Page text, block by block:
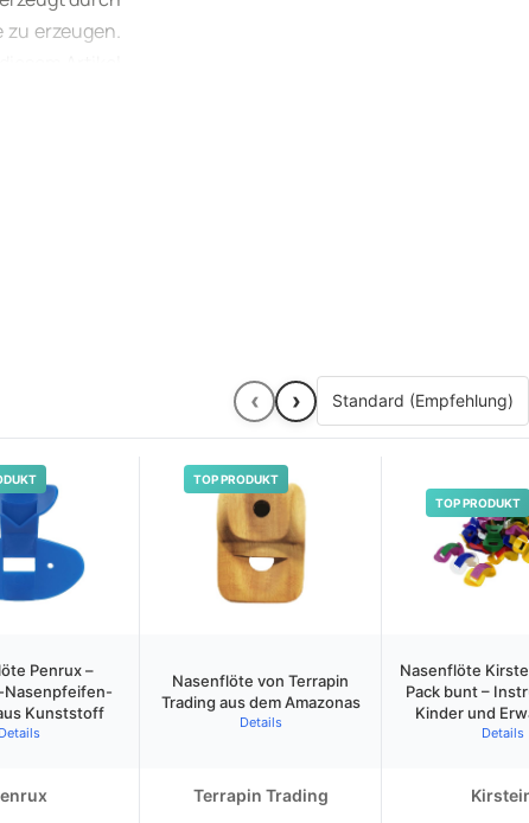
erzeugen.
‹ ›
TOP PRODUKT
TOP PRODUKT
Penrux –
Nasenpfeifen-
Kunststoff
Details
Nasenflöte von Terrapin
Trading aus dem Amazonas
Details
Nasenflöte
Pack bunt –
Kinder und
Details
Terrapin Trading